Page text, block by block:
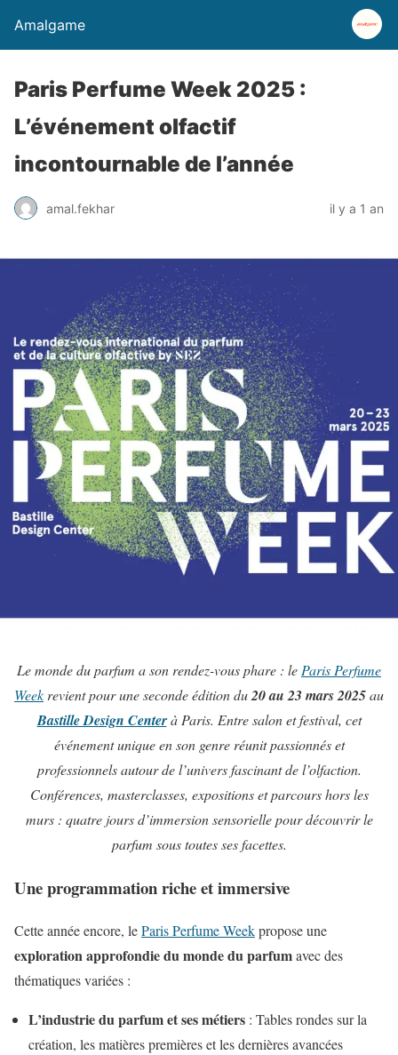
Amalgame
Paris Perfume Week 2025 :
L’événement olfactif
incontournable de l’année
amal.fekhar il y a 1 an
Le monde du parfum a son rendez-vous phare : le Paris Perfume
Week revient pour une seconde édition du20 au 23 mars 2025au
Bastille Design Centerà Paris. Entre salon et festival, cet
événement unique en son genre réunit passionnés et
professionnels autour de l’univers fascinant de l’olfaction.
Conférences, masterclasses, expositions et parcours hors les
murs : quatre jours d’immersion sensorielle pour découvrir le
parfum sous toutes ses facettes.
Une programmation riche et immersive
Cette année encore, leParis Perfume Weekpropose une
exploration approfondie du monde du parfumavec des
thématiques variées :
L’industrie du parfum et ses métiers : Tables rondes sur la
création, les matières premières et les dernières avancées